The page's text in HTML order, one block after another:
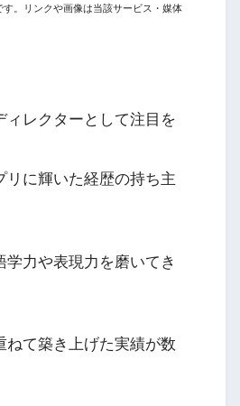
。リンクや画像は当該サービス・媒体
レクターとして注目を
リに輝いた経歴の持ち主
力や表現力を磨いてき
ねて築き上げた実績が数